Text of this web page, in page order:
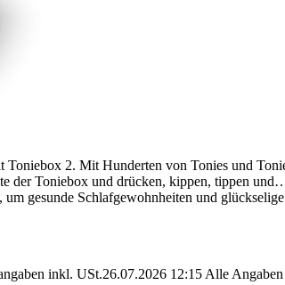
Toniebox 2. Mit Hunderten von Tonies und
der Toniebox und drücken, kippen, tippen
gesunde Schlafgewohnheiten und
inkl. USt.26.07.2026 12:15 Alle